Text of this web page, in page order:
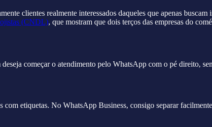
clientes realmente interessados daqueles que apenas buscam
(CNDL), que mostram que dois terços das empresas do
começar o atendimento pelo WhatsApp com o pé direito,
etiquetas. No WhatsApp Business, consigo separar